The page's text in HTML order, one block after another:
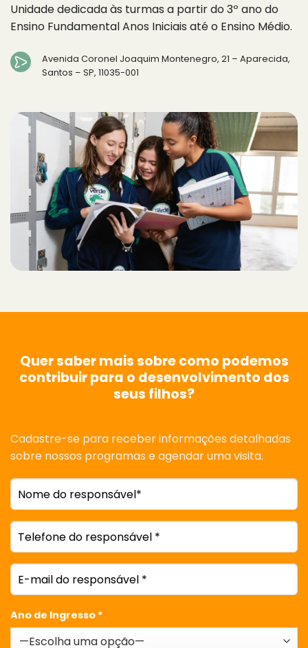
Unidade dedicada às turmas a partir do 3º ano do
Ensino Fundamental Anos Iniciais até o Ensino Médio.
Avenida Coronel Joaquim Montenegro, 21 – Aparecida,
Santos – SP, 11035-001
Quer saber mais sobre como podemos
contribuir para o desenvolvimento dos
seus filhos?
Cadastre-se para receber informações detalhadas
sobre nossos programas e agendar uma visita.
Ano de Ingresso *